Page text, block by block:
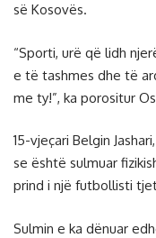
së Kosovës.
“Sporti, urë që lidh
e të tashmes dhe të
me ty!”, ka porositur
15-vjeçari Belgin
se është sulmuar
prind i një futbollisti
Sulmin e ka dënuar